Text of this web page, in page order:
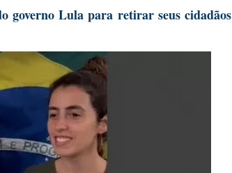
governo Lula para retirar seus cidadãos